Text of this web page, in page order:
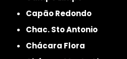
Capão Redondo
Chac. Sto Antonio
Chácara Flora